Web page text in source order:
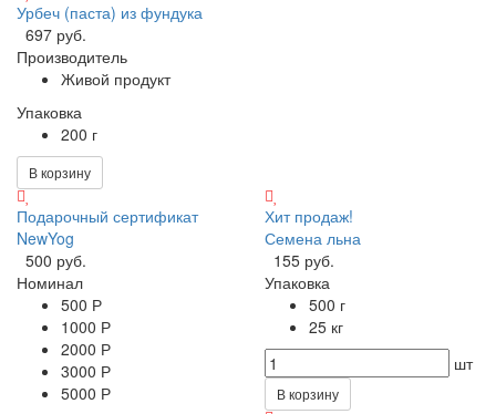
Урбеч (паста) из фундука
697 руб.
Производитель
Живой продукт
Упаковка
200 г
В корзину
Подарочный сертификат
NewYog
500 руб.
Номинал
500 Р
1000 Р
2000 Р
3000 Р
5000 Р
Хит продаж!
Семена льна
155 руб.
Упаковка
500 г
25 кг
шт
В корзину